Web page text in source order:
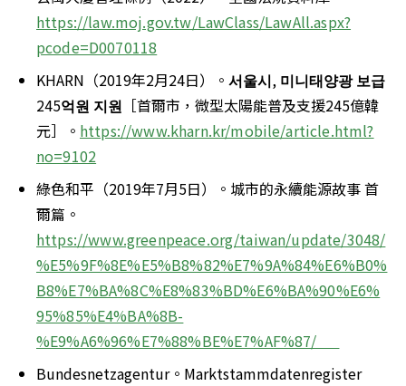
https://law.moj.gov.tw/LawClass/LawAll.aspx?
pcode=D0070118
KHARN（2019年2月24日）。 서울시, 미니태양광 보급
245억원 지원 ［首爾市，微型太陽能普及支援245億韓
元］。 https://www.kharn.kr/mobile/article.html?
no=9102
綠色和平（2019年7月5日）。城市的永續能源故事 首
爾篇。
https://www.greenpeace.org/taiwan/update/3048/
%E5%9F%8E%E5%B8%82%E7%9A%84%E6%B0%
B8%E7%BA%8C%E8%83%BD%E6%BA%90%E6%
95%85%E4%BA%8B-
%E9%A6%96%E7%88%BE%E7%AF%87/
Bundesnetzagentur。Marktstammdatenregister